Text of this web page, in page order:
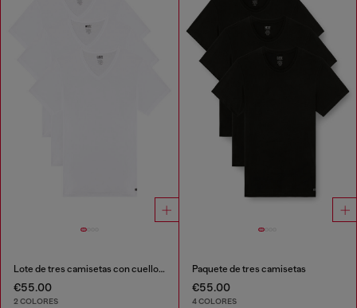
Lote de tres camisetas con cuello de pico
€55.00
2 COLORES
Paquete de tres camisetas
€55.00
4 COLORES